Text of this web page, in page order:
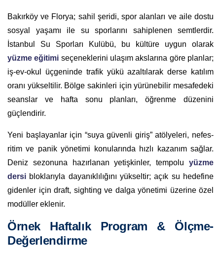
Bakırköy ve Florya; sahil şeridi, spor alanları ve aile dostu
sosyal yaşamı ile su sporlarını sahiplenen semtlerdir.
İstanbul Su Sporları Kulübü, bu kültüre uygun olarak
yüzme eğitimi seçeneklerini ulaşım akslarına göre planlar;
iş-ev-okul üçgeninde trafik yükü azaltılarak derse katılım
oranı yükseltilir. Bölge sakinleri için yürünebilir mesafedeki
seanslar ve hafta sonu planları, öğrenme düzenini
güçlendirir.
Yeni başlayanlar için “suya güvenli giriş” atölyeleri, nefes-
ritim ve panik yönetimi konularında hızlı kazanım sağlar.
Deniz sezonuna hazırlanan yetişkinler, tempolu yüzme
dersi bloklarıyla dayanıklılığını yükseltir; açık su hedefine
gidenler için draft, sighting ve dalga yönetimi üzerine özel
modüller eklenir.
Örnek Haftalık Program & Ölçme-
Değerlendirme